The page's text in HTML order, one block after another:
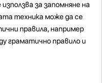
за запомняне на
техника може да се
правила, например
граматично правило и